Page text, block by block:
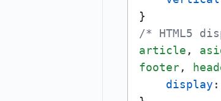
/* HTML5
article ,
footer,
display